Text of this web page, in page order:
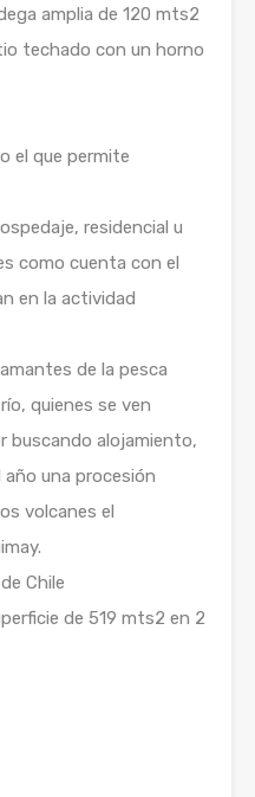
amplia de 120 mts2
techado con un horno
el que permite
residencial u
como cuenta con el
en la actividad
de la pesca
quienes se ven
buscando alojamiento,
año una procesión
volcanes el
Chile
de 519 mts2 en 2